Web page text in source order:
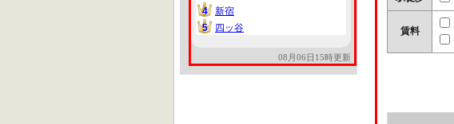
4
4
新宿
5
5 四ッ谷
08月06日15時更新
賃料